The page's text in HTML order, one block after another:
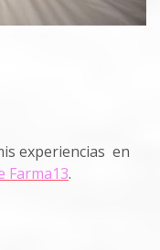
experiencias en
Farma13.